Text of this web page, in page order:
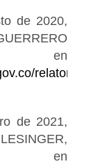
de 2020,
en
relatoria/
de 2021,
en